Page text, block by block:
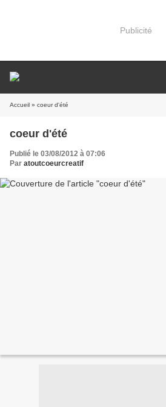
Publicité
Accueil » coeur d'été
coeur d'été
Publié le 03/08/2012 à 07:06
Par atoutcoeurcreatif